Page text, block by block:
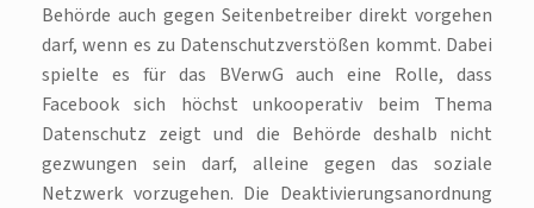
Behörde auch gegen Seitenbetreiber direkt vorgehen
darf, wenn es zu Datenschutzverstößen kommt. Dabei
spielte es für das BVerwG auch eine Rolle, dass
Facebook sich höchst unkooperativ beim Thema
Datenschutz zeigt und die Behörde deshalb nicht
gezwungen sein darf, alleine gegen das soziale
Netzwerk vorzugehen. Die Deaktivierungsanordnung